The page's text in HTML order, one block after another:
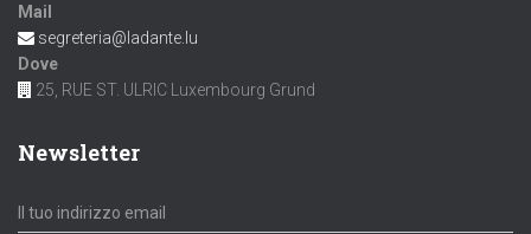
Mail
segreteria@ladante.lu
Dove
25, RUE ST. ULRIC Luxembourg Grund
Newsletter